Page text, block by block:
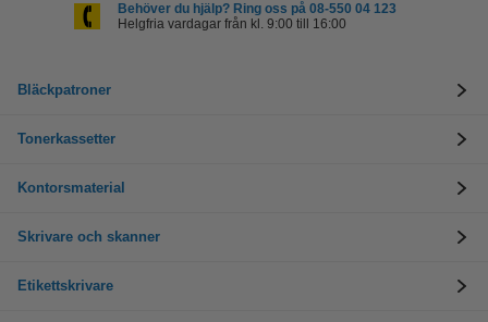
Behöver du hjälp? Ring oss på 08-550 04 123
Helgfria vardagar från kl. 9:00 till 16:00
Bläckpatroner
Tonerkassetter
Kontorsmaterial
Skrivare och skanner
Etikettskrivare